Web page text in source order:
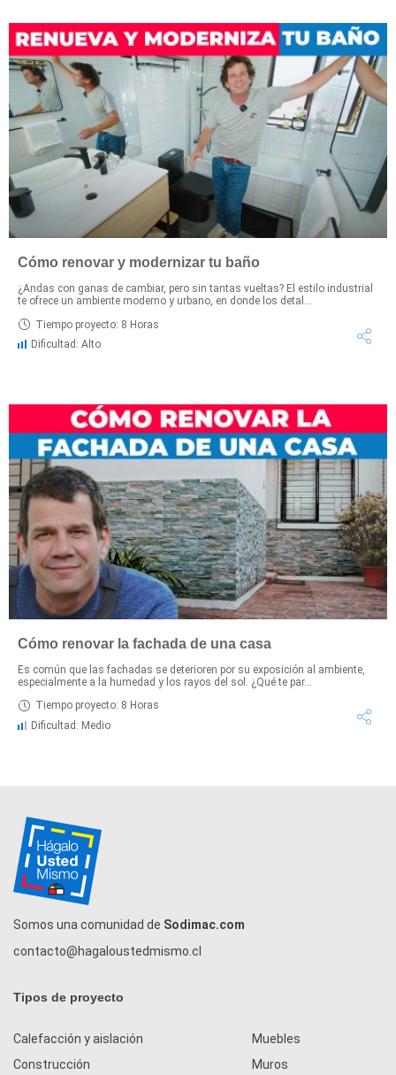
Cómo renovar y modernizar tu baño
¿Andas con ganas de cambiar, pero sin tantas vueltas? El estilo industrial
te ofrece un ambiente moderno y urbano, en donde los detal...
Tiempo proyecto: 8 Horas
Dificultad: Alto
Cómo renovar la fachada de una casa
Es común que las fachadas se deterioren por su exposición al ambiente,
especialmente a la humedad y los rayos del sol. ¿Qué te par...
Tiempo proyecto: 8 Horas
Dificultad: Medio
Somos una comunidad de Sodimac.com
contacto@hagaloustedmismo.cl
Tipos de proyecto
Calefacción y aislación
Construcción
Muebles
Muros